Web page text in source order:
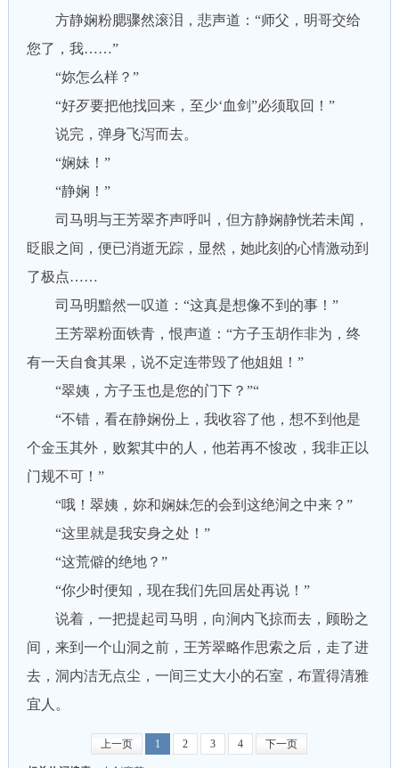
方静娴粉腮骤然滚泪，悲声道：“师父，明哥交给
您了，我……”
“妳怎么样？”
“好歹要把他找回来，至少‘血剑”必须取回！”
说完，弹身飞泻而去。
“娴妹！”
“静娴！”
司马明与王芳翠齐声呼叫，但方静娴静恍若未闻，
眨眼之间，便已消逝无踪，显然，她此刻的心情激动到
了极点……
司马明黯然一叹道：“这真是想像不到的事！”
王芳翠粉面铁青，恨声道：“方子玉胡作非为，终
有一天自食其果，说不定连带毁了他姐姐！”
“翠姨，方子玉也是您的门下？”“
“不错，看在静娴份上，我收容了他，想不到他是
个金玉其外，败絮其中的人，他若再不悛改，我非正以
门规不可！”
“哦！翠姨，妳和娴妹怎的会到这绝涧之中来？”
“这里就是我安身之处！”
“这荒僻的绝地？”
“你少时便知，现在我们先回居处再说！”
说着，一把提起司马明，向涧内飞掠而去，顾盼之
间，来到一个山洞之前，王芳翠略作思索之后，走了进
去，洞内洁无点尘，一间三丈大小的石室，布置得清雅
宜人。
上一页 1 2 3 4 下一页